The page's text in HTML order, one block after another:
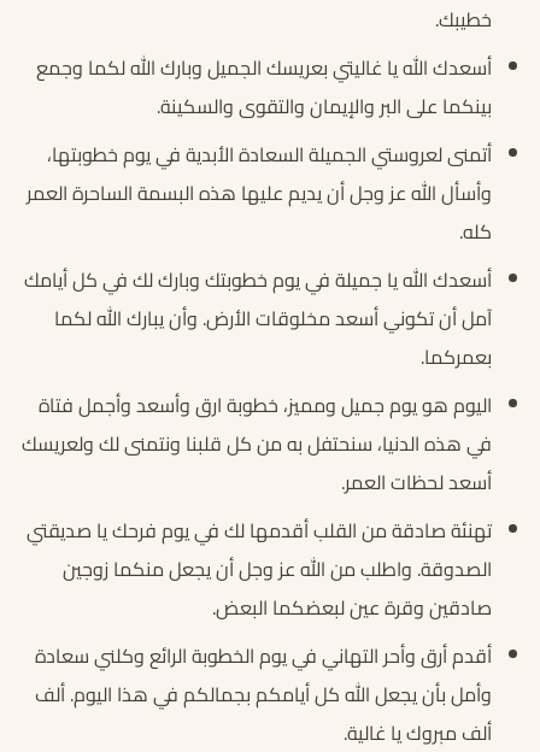
خطيبك.
أسعدك الله يا غاليتي بعريسك الجميل وبارك الله لكما وجمع
بينكما على البر والإيمان والتقوى والسكينة.
أتمنى لعروستي الجميلة السعادة الأبدية في يوم خطوبتها،
وأسأل الله عز وجل أن يديم عليها هذه البسمة الساحرة العمر
كله.
أسعدك الله يا جميلة في يوم خطوبتك وبارك لك في كل أيامك
آمل أن تكوني أسعد مخلوقات الأرض. وأن يبارك الله لكما
بعمركما.
اليوم هو يوم جميل ومميز، خطوبة ارق وأسعد وأجمل فتاة
في هذه الدنيا، سنحتفل به من كل قلبنا ونتمنى لك ولعريسك
أسعد لحظات العمر.
تهنئة صادقة من القلب أقدمها لك في يوم فرحك يا صديقتي
الصدوقة. واطلب من الله عز وجل أن يجعل منكما زوجين
صادقين وقرة عين لبعضكما البعض.
أقدم أرق وأحر التهاني في يوم الخطوبة الرائع وكلني سعادة
وأمل بأن يجعل الله كل أيامكم بجمالكم في هذا اليوم. ألف
ألف مبروك يا غالية.